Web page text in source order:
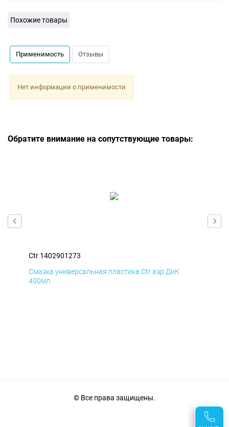
Похожие товары
Применимость Отзывы
Нет информации о применимости
Обратите внимание на сопутствующие товары:
Ctr 1402901273
Смазка универсальная пластика Ctr аэр ДиК
400мл
© Все права защищены.